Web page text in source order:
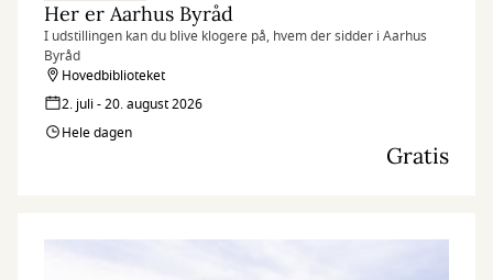
Her er Aarhus Byråd
I udstillingen kan du blive klogere på, hvem der sidder i Aarhus
Byråd
Hovedbiblioteket
2. juli - 20. august 2026
Hele dagen
Gratis